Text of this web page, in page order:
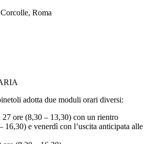
Roma
adotta due moduli orari diversi:
27 ore (8,30 – 13,30) con un rientro
16,30) e venerdì con l’uscita anticipata alle